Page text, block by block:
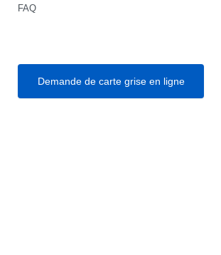
FAQ
Demande de carte grise en ligne